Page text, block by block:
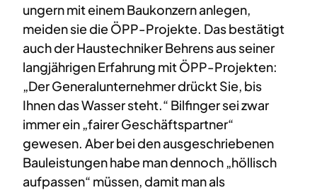
ungern mit einem Baukonzern anlegen,
meiden sie die ÖPP-Projekte. Das bestätigt
auch der Haustechniker Behrens aus seiner
langjährigen Erfahrung mit ÖPP-Projekten:
„Der Generalunternehmer drückt Sie, bis
Ihnen das Wasser steht.“ Bilfinger sei zwar
immer ein „fairer Geschäftspartner“
gewesen. Aber bei den ausgeschriebenen
Bauleistungen habe man dennoch „höllisch
aufpassen“ müssen, damit man als